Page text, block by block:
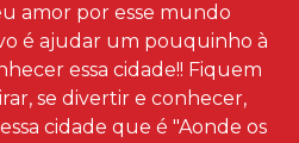
amor por esse mundo
é ajudar um pouquinho à
essa cidade!! Fiquem
se divertir e conhecer,
cidade que é "Aonde os